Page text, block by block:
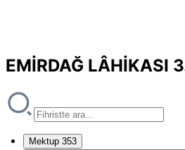
EMİRDAĞ LÂHİKASI
Mektup 353